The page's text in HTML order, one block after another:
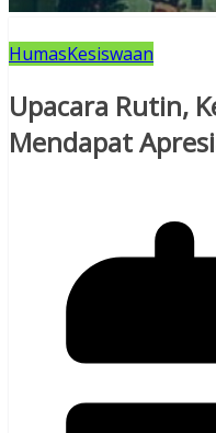
HumasKesiswaan
Upacara Rutin,
Mendapat